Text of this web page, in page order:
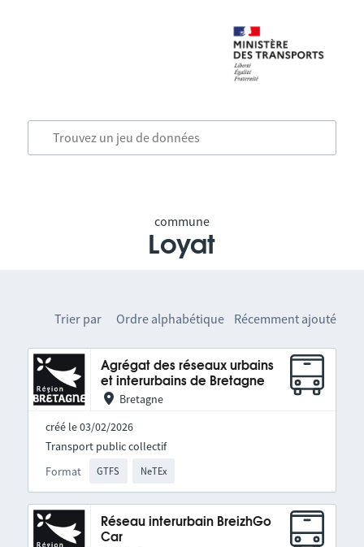
commune
Loyat
Trier par Ordre alphabétique Récemment ajouté
Agrégat des réseaux urbains
et interurbains de Bretagne
Bretagne
créé le 03/02/2026
Format GTFS NeTEx
Transport public collectif
Réseau interurbain BreizhGo
Car